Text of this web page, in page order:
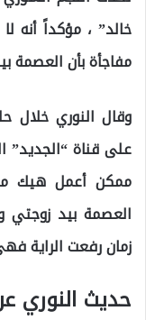
خالد” ، مؤكداً أنه
مفاجأة بأن العصمة
وقال النوري خلال
على قناة “الجديد”
ممكن أعمل هيك مع
العصمة بيد
زمان رفعت الراية
حديث النوري